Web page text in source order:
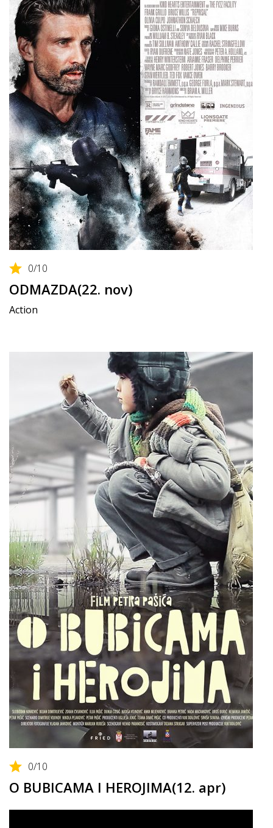
0/10
ODMAZDA(22. nov)
Action
0/10
O BUBICAMA I HEROJIMA(12. apr)